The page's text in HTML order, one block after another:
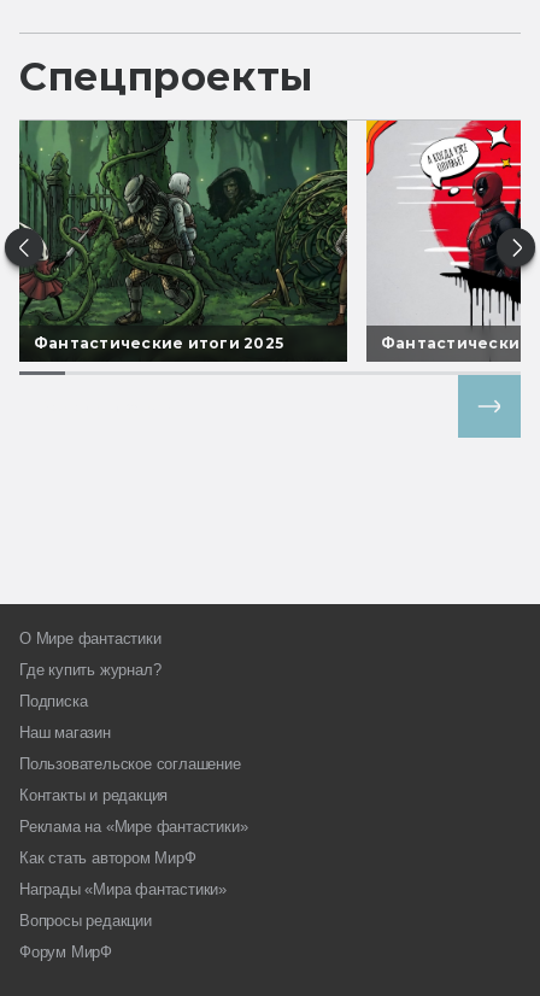
Спецпроекты
Фантастические итоги 2025 Фантастические
О Мире фантастики
Где купить журнал?
Подписка
Наш магазин
Пользовательское соглашение
Контакты и редакция
Реклама на «Мире фантастики»
Как стать автором МирФ
Награды «Мира фантастики»
Вопросы редакции
Форум МирФ